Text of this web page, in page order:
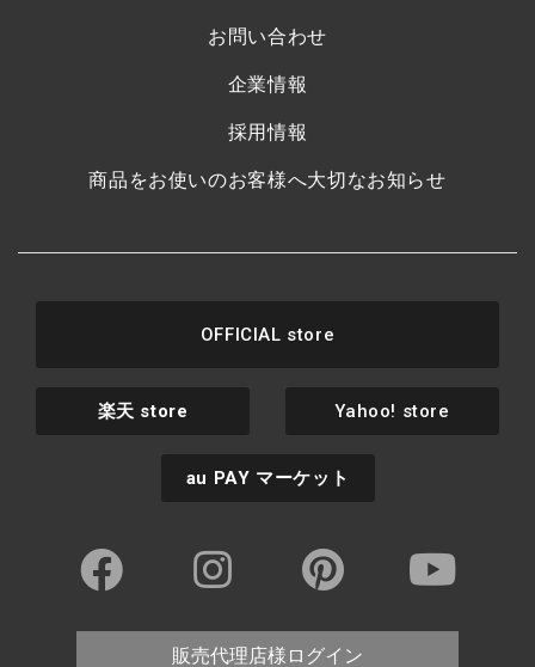
お問い合わせ
企業情報
採用情報
商品をお使いのお客様へ大切なお知らせ
OFFICIAL store
楽天 store Yahoo! store
au PAY マーケット
販売代理店様ログイン